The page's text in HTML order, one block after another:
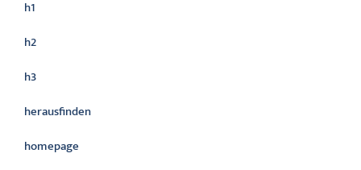
h1
h2
h3
herausfinden
homepage